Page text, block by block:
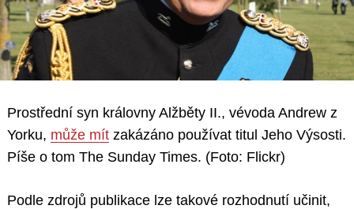
Prostřední syn královny Alžběty II., vévoda Andrew z
Yorku, může mít zakázáno používat titul Jeho Výsosti.
Píše o tom The Sunday Times. (Foto: Flickr)
Podle zdrojů publikace lze takové rozhodnutí učinit,